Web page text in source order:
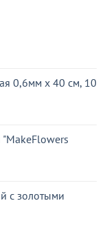
0,6мм x 40 см, 10
"MakeFlowers
c золотыми